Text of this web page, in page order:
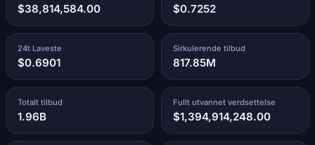
$38,814,584.00 $0.7252
24t Laveste
$0.6901
Sirkulerende tilbud
817.85M
Totalt tilbud
1.96B
Fullt utvannet verdsettelse
$1,394,914,248.00